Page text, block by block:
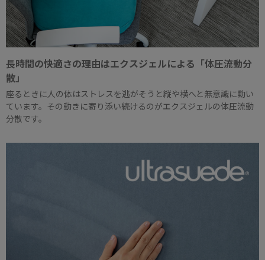
長時間の快適さの理由はエクスジェルによる「体圧流動分
散」
座るときに人の体はストレスを逃がそうと縦や横へと無意識に動い
ています。その動きに寄り添い続けるのがエクスジェルの体圧流動
分散です。